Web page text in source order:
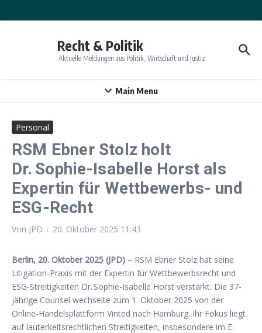
Recht & Politik
Aktuelle Meldungen aus Politik, Wirtschaft und Justiz
Main Menu
Personal
RSM Ebner Stolz holt
Dr. Sophie-Isabelle Horst als
Expertin für Wettbewerbs- und
ESG-Recht
Von JPD 20. Oktober 2025 11:43
Berlin, 20. Oktober 2025 (JPD) – RSM Ebner Stolz hat seine
Litigation-Praxis mit der Expertin für Wettbewerbsrecht und
ESG-Streitigkeiten Dr. Sophie-Isabelle Horst verstärkt. Die 37-
jährige Counsel wechselte zum 1. Oktober 2025 von der
Online-Handelsplattform Vinted nach Hamburg. Ihr Fokus liegt
auf lauterkeitsrechtlichen Streitigkeiten, insbesondere im E-